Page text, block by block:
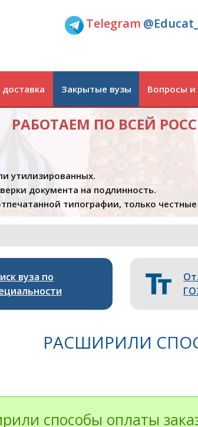
Telegram
Закрытые вузы Вопросы
РАБОТАЕМ ПО ВСЕЙ
утилизированных.
документа на подлинность.
типографии, только
вуза по
РАСШИРИЛИ
способы оплаты